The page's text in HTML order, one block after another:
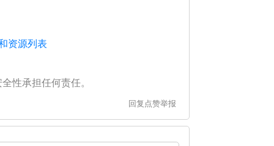
资源列表
性承担任何责任。
回复 点赞举报